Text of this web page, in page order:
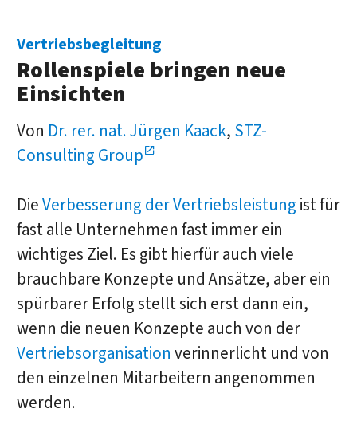
Vertriebsbegleitung
Rollenspiele bringen neue
Einsichten
Von Dr. rer. nat. Jürgen Kaack, STZ-
Consulting Group
DieVerbesserung der Vertriebsleistung ist für
fast alle Unternehmen fast immer ein
wichtiges Ziel. Es gibt hierfür auch viele
brauchbare Konzepte und Ansätze, aber ein
spürbarer Erfolg stellt sich erst dann ein,
wenn die neuen Konzepte auch von der
Vertriebsorganisation verinnerlicht und von
den einzelnen Mitarbeitern angenommen
werden.